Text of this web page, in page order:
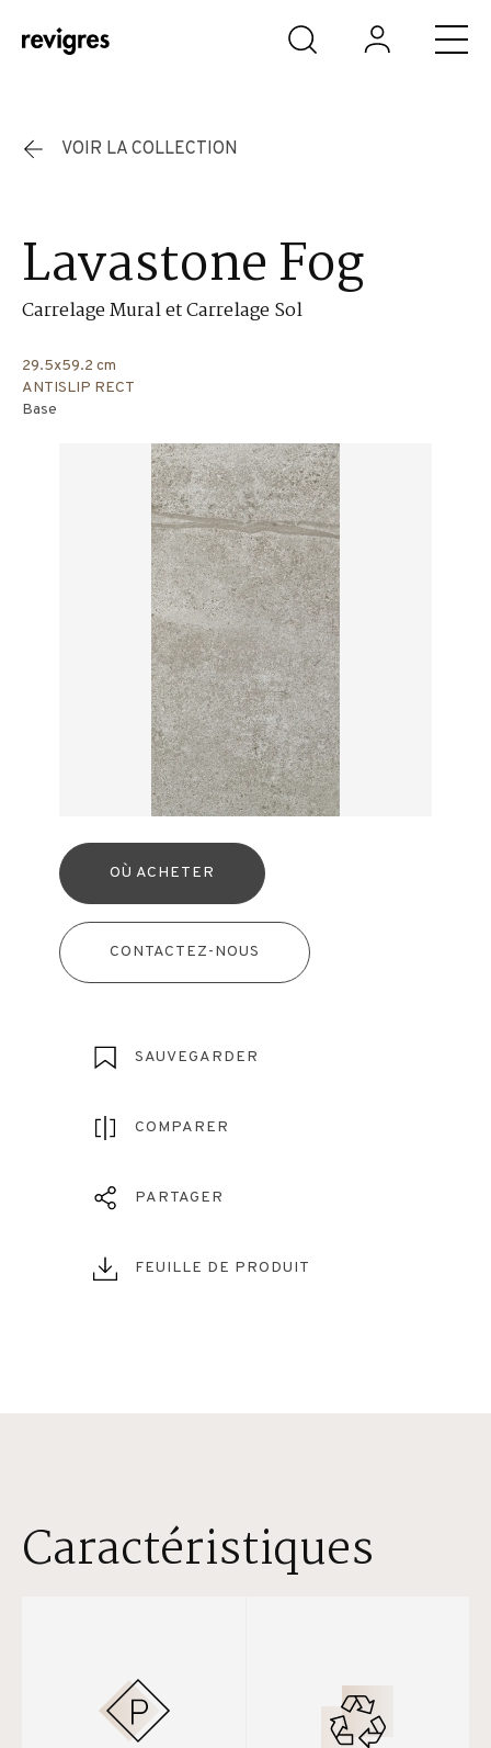
Aller au contenu principal
VOIR LA COLLECTION
Lavastone Fog
Carrelage Mural et Carrelage Sol
29.5x59.2 cm
ANTISLIP RECT
Base
OÙ ACHETER
CONTACTEZ-NOUS
SAUVEGARDER
COMPARER
PARTAGER
FEUILLE DE PRODUIT
Caractéristiques